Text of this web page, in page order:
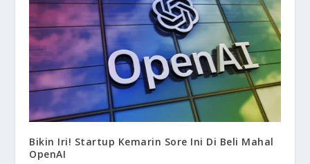
Bikin Iri! Startup Kemarin Sore Ini Di Beli Mahal
OpenAI